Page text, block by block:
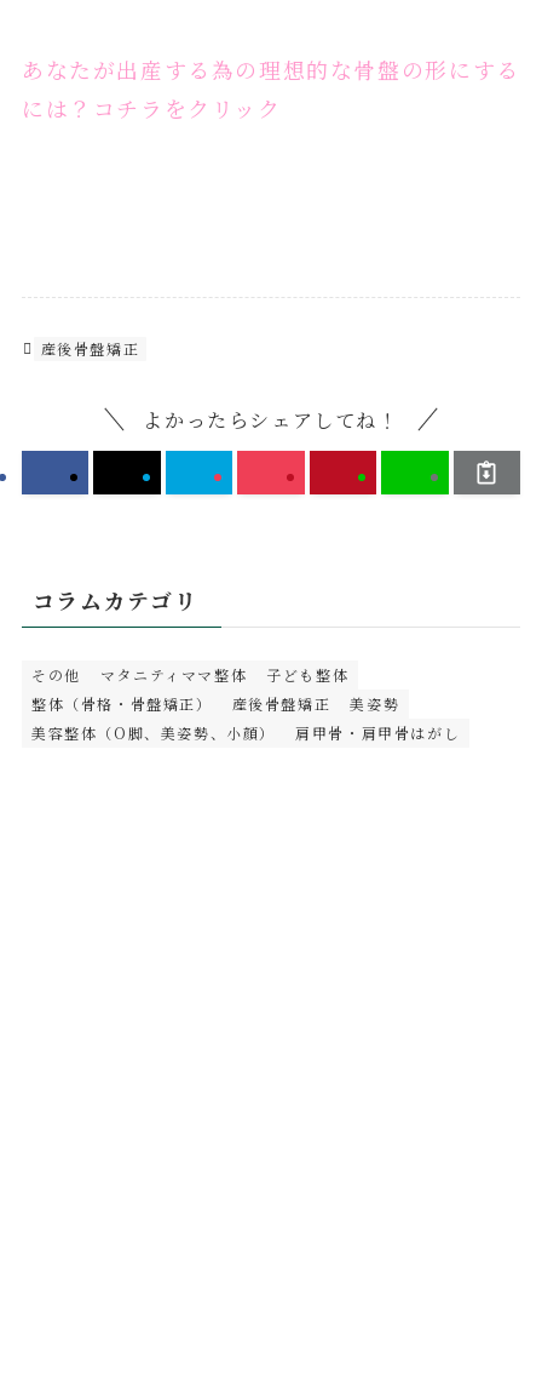
あなたが出産する為の理想的な骨盤の形にする
には？コチラをクリック
産後骨盤矯正
よかったらシェアしてね！
コラムカテゴリ
その他 マタニティママ整体
子ども整体
整体（骨格・骨盤矯正）
産後骨盤矯正
美姿勢
美容整体（O脚、美姿勢、小顔）
肩甲骨・肩甲骨はがし